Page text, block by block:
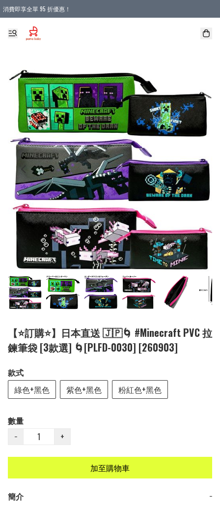
消費即享全單 95 折優惠！
購物滿 HKD 900.00即享免運費優惠！（適用於 本地送貨、本地取貨 )
【⭐訂購⭐】日本直送 🇯🇵🌀 #Minecraft PVC 拉
鍊筆袋 [3款選] 🌀[PLFD-0030] [260903]
款式
綠色+黑色
紫色+黑色 粉紅色+黑色
數量
−
+
加至購物車
簡介
−